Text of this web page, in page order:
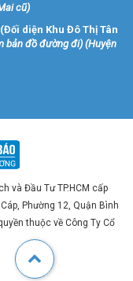
cũ)
(Đối diện Khu Đô Thị Tân
bản đồ đường đi) (Huyện
và Đầu Tư TP.HCM cấp
Phường 12, Quận Bình
thuộc về Công Ty Cổ